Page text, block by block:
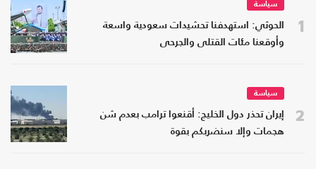
1
سياسة
الحوثي: استهدفنا تحشيدات سعودية واسعة
وأوقعنا مئات القتلى والجرحى
2
سياسة
إيران تحذر دول الخليج: أقنعوا ترامب بعدم شن
هجمات وإلا سنضربكم بقوة